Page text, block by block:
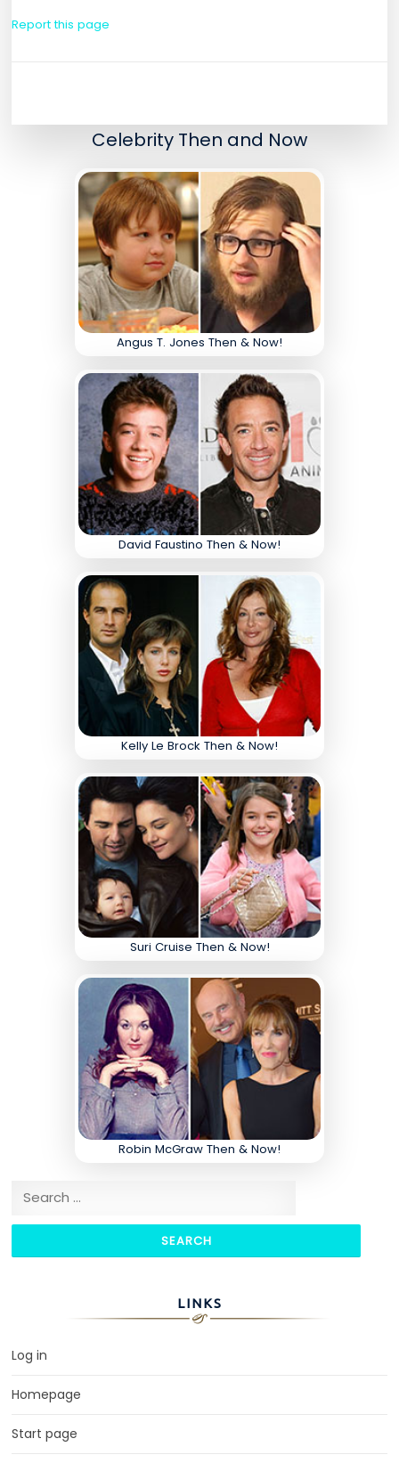
Report this page
Celebrity Then and Now
Angus T. Jones Then & Now!
David Faustino Then & Now!
Kelly Le Brock Then & Now!
Suri Cruise Then & Now!
Robin McGraw Then & Now!
Search for:
LINKS
Log in
Homepage
Start page